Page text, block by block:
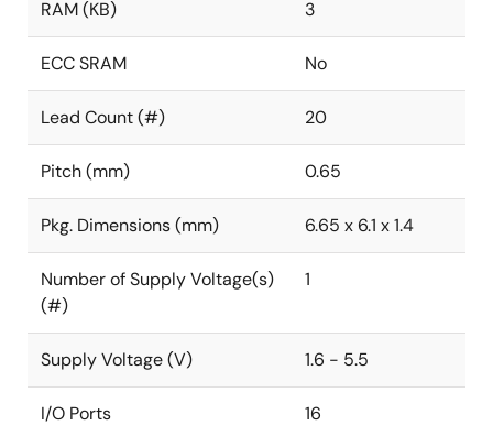
RAM (KB) 3
ECC SRAM No
Lead Count (#) 20
Pitch (mm) 0.65
Pkg. Dimensions (mm) 6.65 x 6.1 x 1.4
Number of Supply Voltage(s)
(#)
1
Supply Voltage (V) 1.6 - 5.5
I/O Ports 16